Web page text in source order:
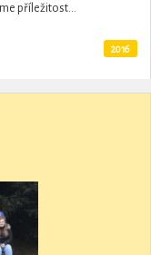
příležitost...
2016